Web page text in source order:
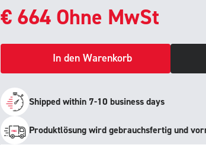
€ 664 Ohne MwSt
In den Warenkorb
Shipped within 7-10 business days
Produktlösung wird gebrauchsfertig und